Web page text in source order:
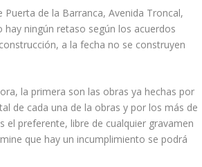
de la Barranca, Avenida Troncal,
ningún retaso según los acuerdos
a la fecha no se construyen
la primera son las obras ya hechas por
de cada una de la obras y por los más de
preferente, libre de cualquier gravamen
que hay un incumplimiento se podrá